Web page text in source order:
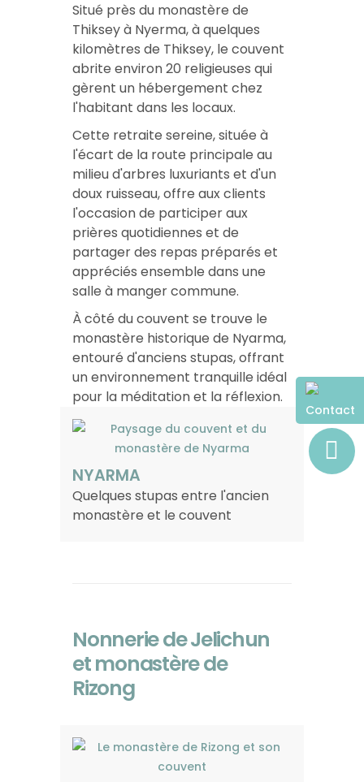
Situé près du monastère de
Thiksey à Nyerma, à quelques
kilomètres de Thiksey, le couvent
abrite environ 20 religieuses qui
gèrent un hébergement chez
l'habitant dans les locaux.
Cette retraite sereine, située à
l'écart de la route principale au
milieu d'arbres luxuriants et d'un
doux ruisseau, offre aux clients
l'occasion de participer aux
prières quotidiennes et de
partager des repas préparés et
appréciés ensemble dans une
salle à manger commune.
À côté du couvent se trouve le
monastère historique de Nyarma,
entouré d'anciens stupas, offrant
un environnement tranquille idéal
pour la méditation et la réflexion.
NYARMA
Quelques stupas entre l'ancien
monastère et le couvent
Nonnerie de Jelichun
et monastère de
Rizong
Contact